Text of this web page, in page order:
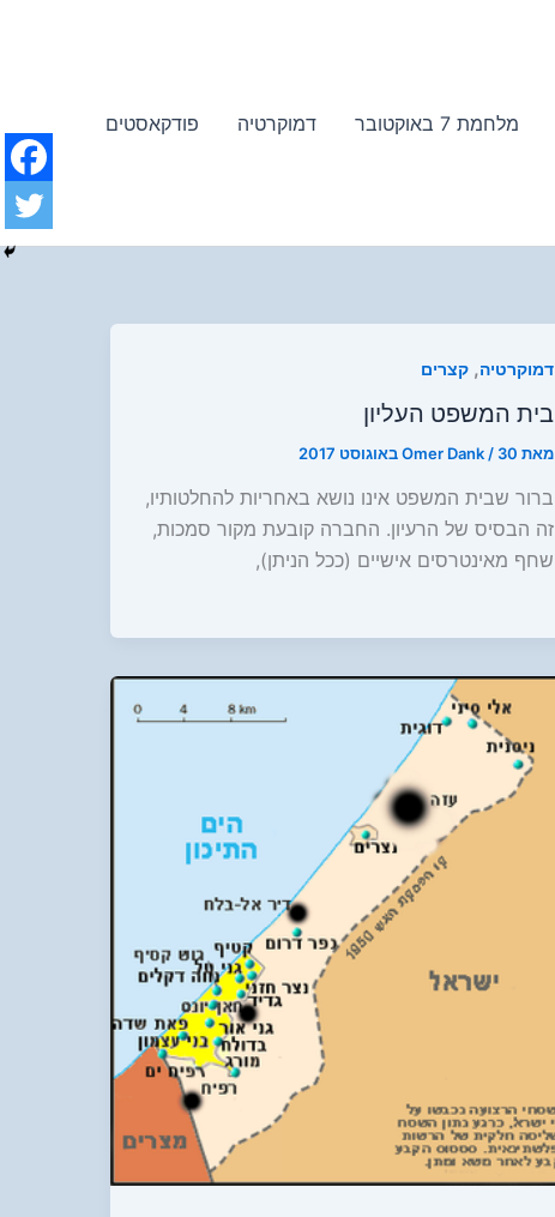
מלחמת 7 באוקטובר דמוקרטיה פודקאסטים
דמוקרטיה, קצרים
בית המשפט העליון
מאת Omer Dank / 30 באוגוסט 2017
ברור שבית המשפט אינו נושא באחריות להחלטותיו,
זה הבסיס של הרעיון. החברה קובעת מקור סמכות,
שחף מאינטרסים אישיים (ככל הניתן),